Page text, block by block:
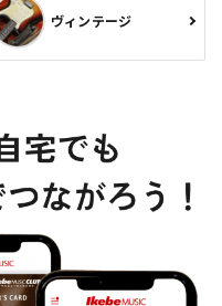
ヴィンテージ